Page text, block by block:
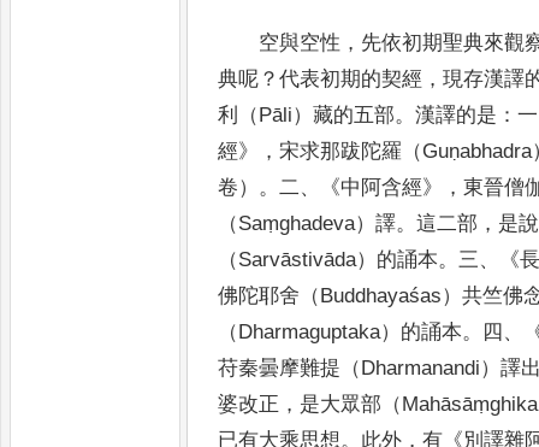
空與空性 ， 先依初期聖典來觀
典呢 ？代表初期的契經 ，現存漢譯
利（ Pāli）藏的五部。漢譯的是 ：一
經》 ，宋求那跋陀羅（Guṇabhadra
卷） 。二、 《中阿含經》 ，東晉僧
（Saṃghadeva）譯。這二部 ， 是
（Sarvāstivāda）的誦本。三、 《
佛陀耶舍（ Buddhayaśas）共竺佛
（ Dharmaguptaka）的誦本。 四 、
苻秦曇摩難提（ Dharmanandi）譯
婆改正 ， 是大眾部（ Mahāsāṃghika
已有大乘思想。 此外 ，有 《別譯雜